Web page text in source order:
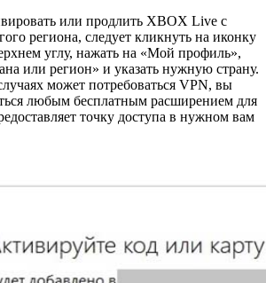
или продлить XBOX Live с
региона, следует кликнуть на иконку
углу, нажать на «Мой профиль»,
или регион» и указать нужную страну.
может потребоваться VPN, вы
любым бесплатным расширением для
точку доступа в нужном вам